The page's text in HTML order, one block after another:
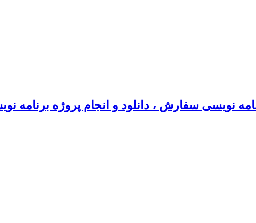
نویسی سفارش ، دانلود و انجام پروژه برنامه